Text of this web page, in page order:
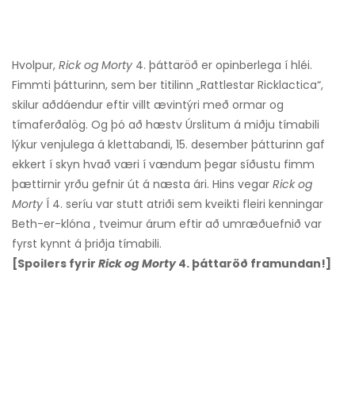
Hvolpur, Rick og Morty 4. þáttaröð er opinberlega í hléi.
Fimmti þátturinn, sem ber titilinn „Rattlestar Ricklactica“,
skilur aðdáendur eftir villt ævintýri með ormar og
tímaferðalög. Og þó að hæstv Úrslitum á miðju tímabili
lýkur venjulega á klettabandi, 15. desember þátturinn gaf
ekkert í skyn hvað væri í vændum þegar síðustu fimm
þættirnir yrðu gefnir út á næsta ári. Hins vegar Rick og
Morty Í 4. seríu var stutt atriði sem kveikti fleiri kenningar
Beth-er-klóna , tveimur árum eftir að umræðuefnið var
fyrst kynnt á þriðja tímabili.
[Spoilers fyrir Rick og Morty4. þáttaröð framundan!]